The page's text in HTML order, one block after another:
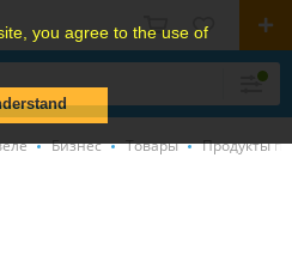
you agree to the use of
Бизнес Товары Продукты